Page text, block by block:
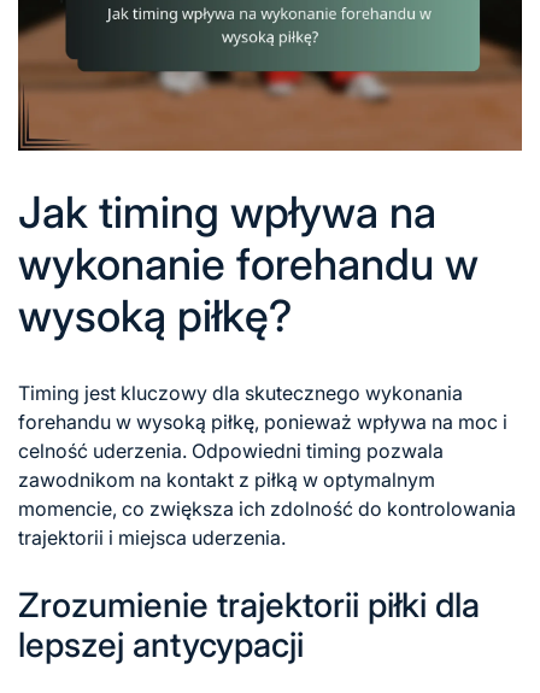
Jak timing wpływa na
wykonanie forehandu w
wysoką piłkę?
Timing jest kluczowy dla skutecznego wykonania
forehandu w wysoką piłkę, ponieważ wpływa na moc i
celność uderzenia. Odpowiedni timing pozwala
zawodnikom na kontakt z piłką w optymalnym
momencie, co zwiększa ich zdolność do kontrolowania
trajektorii i miejsca uderzenia.
Zrozumienie trajektorii piłki dla
lepszej antycypacji